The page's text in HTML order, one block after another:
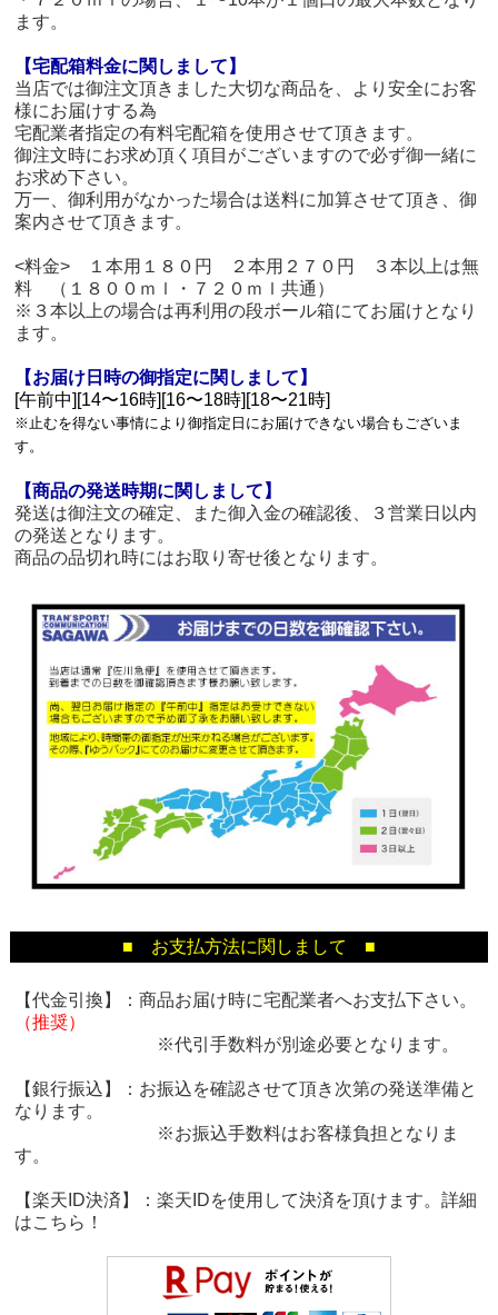
ます。
【宅配箱料金に関しまして】
当店では御注文頂きました大切な商品を、より安全にお客
様にお届けする為
宅配業者指定の有料宅配箱を使用させて頂きます。
御注文時にお求め頂く項目がございますので必ず御一緒に
お求め下さい。
万一、御利用がなかった場合は送料に加算させて頂き、御
案内させて頂きます。
<料金> １本用１８０円 ２本用２７０円 ３本以上は無
料 （１８００ｍｌ・７２０ｍｌ共通）
※３本以上の場合は再利用の段ボール箱にてお届けとなり
ます。
【お届け日時の御指定に関しまして】
[午前中][14〜16時][16〜18時][18〜21時]
※止むを得ない事情により御指定日にお届けできない場合もございま
す。
【商品の発送時期に関しまして】
発送は御注文の確定、また御入金の確認後、３営業日以内
の発送となります。
商品の品切れ時にはお取り寄せ後となります。
■ お支払方法に関しまして ■
【代金引換】：商品お届け時に宅配業者へお支払下さい。
（推奨）
※代引手数料が別途必要となります。
【銀行振込】：お振込を確認させて頂き次第の発送準備と
なります。
※お振込手数料はお客様負担となりま
す。
【楽天ID決済】：楽天IDを使用して決済を頂けます。詳細
はこちら！